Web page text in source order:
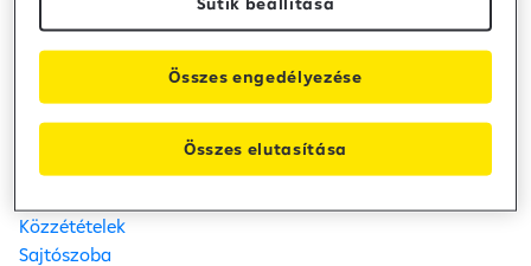
Telefon: +36 80 488 588
Fiók- és ATM kereső
Közzétételek
Sajtószoba
Összes elutasítása
Összes engedélyezése